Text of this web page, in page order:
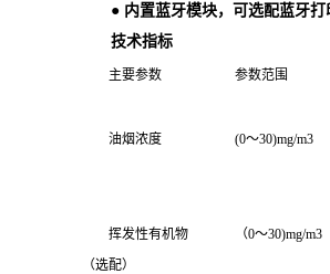
● 内置蓝牙模块，可选配蓝牙
技术指标
主要参数 参数范围
油烟浓度
(0～30)mg/m3
挥发性有机物
（选配）
（0～30)mg/m3